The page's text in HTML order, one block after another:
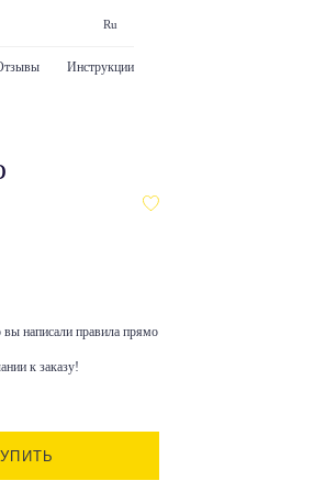
Ru
Инструкции
вы написали правила прямо
к заказу!